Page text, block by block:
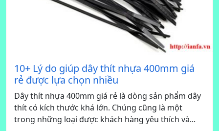
10+ Lý do giúp dây thít nhựa 400mm giá
rẻ được lựa chọn nhiều
Dây thít nhựa 400mm giá rẻ là dòng sản phẩm dây
thít có kích thước khá lớn. Chúng cũng là một
trong những loại được khách hàng yêu thích và...